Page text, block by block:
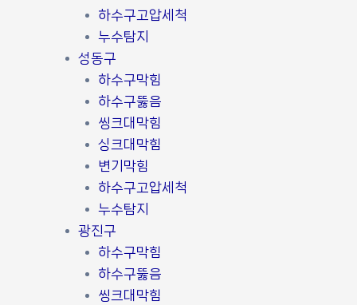
하수구고압세척
누수탐지
성동구
하수구막힘
하수구뚫음
씽크대막힘
싱크대막힘
변기막힘
하수구고압세척
누수탐지
광진구
하수구막힘
하수구뚫음
씽크대막힘